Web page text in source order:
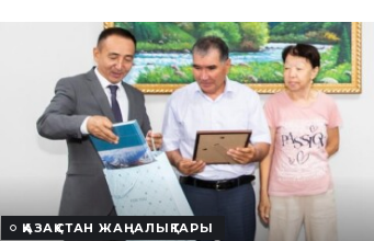
ҚАЗАҚСТАН ЖАҢАЛЫҚТАРЫ